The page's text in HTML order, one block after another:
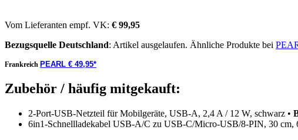
Vom Lieferanten empf. VK: € 99,95
Bezugsquelle Deutschland: Artikel ausgelaufen. Ähnliche Produkte bei
Frankreich PEARL € 49,95*
Zubehör / häufig mitgekauft:
2-Port-USB-Netzteil für Mobilgeräte, USB-A, 2,4 A / 12 W, schwarz •
6in1-Schnellladekabel USB-A/C zu USB-C/Micro-USB/8-PIN, 30 cm,